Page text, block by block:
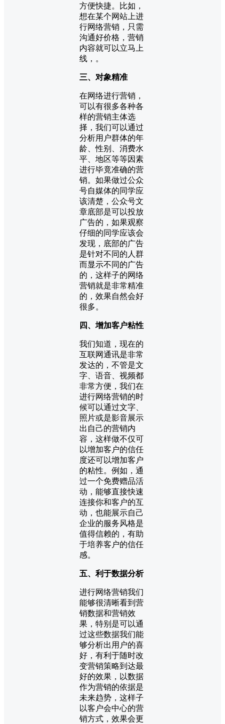
方便快捷。比如，
想在某个网站上进
行网络营销，只需
沟通好价格，营销
内容就可以立马上
线，。
三、对象精准
在网络进行营销，
可以有很多各种各
样的营销主体选
择，我们可以通过
分析用户群体的年
龄、性别、消费水
平、地区等等因素
进行毕竟准确的营
销。如果做过公众
号自媒体的同学应
该清楚，公众号文
章底部是可以投放
广告的，如果观察
仔细的同学应该会
发现，底部的广告
是针对不同的人群
而显示不同的广告
的，这样子的网络
营销就是非常精准
的，效果自然会好
很多。
四、增加客户粘性
我们知道，现在的
互联网通讯是非常
发达的，不管是文
字、语音、视频都
非常方便，我们在
进行网络营销的时
候可以通过文字、
照片或是影音展示
出自己的营销内
容，这样做不仅可
以增加客户的信任
度还可以增加客户
的粘性。例如，通
过一个免费赠品活
动，能够直接快速
连接你和客户的互
动，也能展示自己
企业的服务风格是
值得信赖的，有助
于培养客户的信任
感。
五、利于数据分析
进行网络营销我们
能够很清晰看到营
销数据和营销效
果，特别是可以通
过这些数据我们能
够分析出用户的喜
好，有利于随时改
变营销策略到达最
好的效果，以数据
作为营销的依据是
未来趋势，这样子
以客户会中心的营
销方式，效果会更